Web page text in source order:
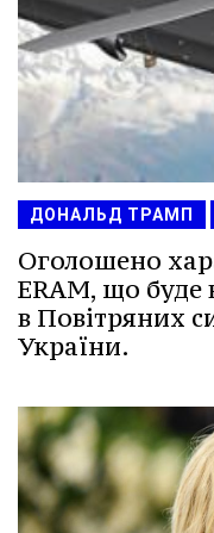
ДОНАЛЬД ТРАМП
Оголошено
ERAM, що буде
в Повітряних
України.